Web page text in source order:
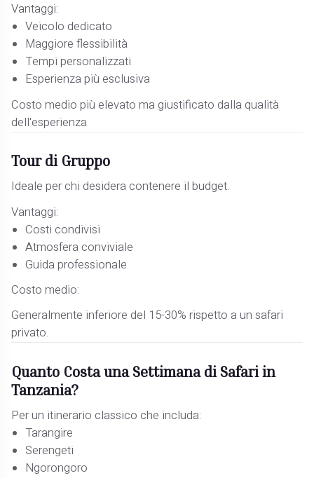
Vantaggi:
Veicolo dedicato
Maggiore flessibilità
Tempi personalizzati
Esperienza più esclusiva
Costo medio più elevato ma giustificato dalla qualità
dell'esperienza.
Tour di Gruppo
Ideale per chi desidera contenere il budget.
Vantaggi:
Costi condivisi
Atmosfera conviviale
Guida professionale
Costo medio:
Generalmente inferiore del 15-30% rispetto a un safari
privato.
Quanto Costa una Settimana di Safari in
Tanzania?
Per un itinerario classico che includa:
Tarangire
Serengeti
Ngorongoro